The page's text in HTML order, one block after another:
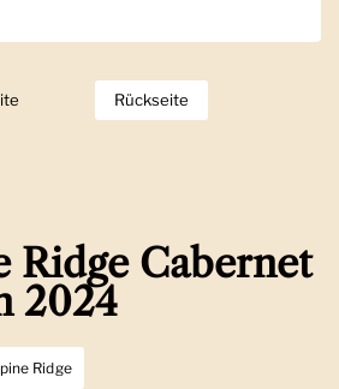
Folie 1 Zeige Folie 2
Rückseite
Ridge Cabernet
2024
Ridge